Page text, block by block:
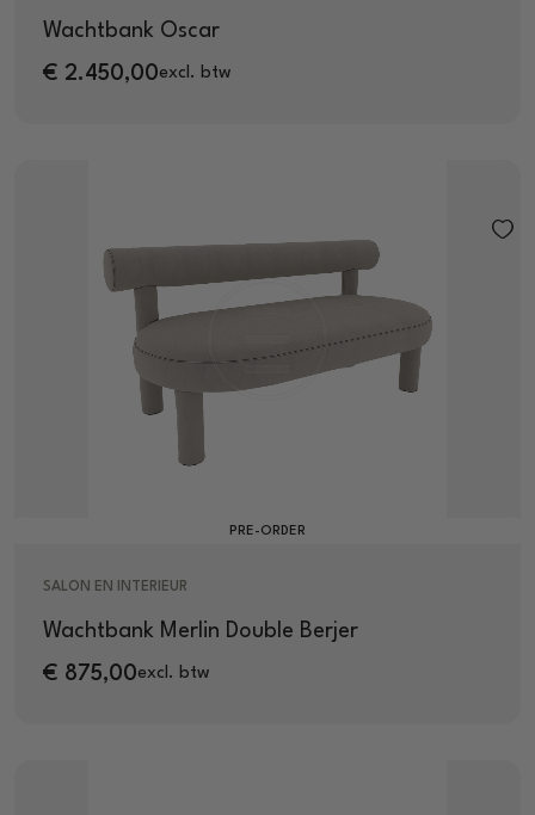
Wachtbank Oscar
€ 2.450,00excl. btw
PRE-ORDER
SALON EN INTERIEUR
Wachtbank Merlin Double Berjer
€ 875,00excl. btw